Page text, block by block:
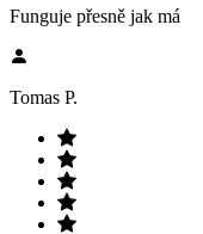
Funguje přesně jak má
Tomas P.